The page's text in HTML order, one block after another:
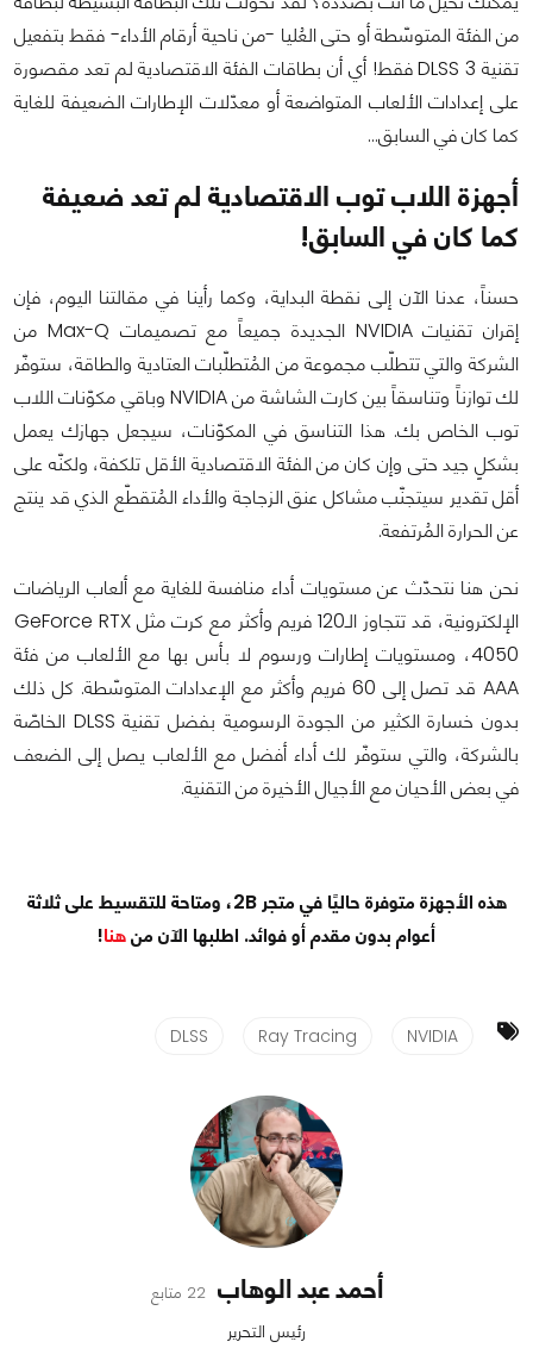
من الفئة المتوسّطة أو حتى العُليا -من ناحية أرقام الأداء- فقط بتفعيل
تقنية DLSS 3 فقط! أي أن بطاقات الفئة الاقتصادية لم تعد مقصورة
على إعدادات الألعاب المتواضعة أو معدّلات الإطارات الضعيفة للغاية
كما كان في السابق…
أجهزة اللاب توب الاقتصادية لم تعد ضعيفة
كما كان في السابق!
حسناً، عدنا الآن إلى نقطة البداية، وكما رأينا في مقالتنا اليوم، فإن
إقران تقنيات NVIDIA الجديدة جميعاً مع تصميمات Max-Q من
الشركة والتي تتطلّب مجموعة من المُتطلّبات العتادية والطاقة، ستوفّر
لك توازناً وتناسقاً بين كارت الشاشة من NVIDIA وباقي مكوّنات اللاب
توب الخاص بك. هذا التناسق في المكوّنات، سيجعل جهازك يعمل
بشكلٍ جيد حتى وإن كان من الفئة الاقتصادية الأقل تلكفة، ولكنّه على
أقل تقدير سيتجنّب مشاكل عنق الزجاجة والأداء المُتقطّع الذي قد ينتج
عن الحرارة المُرتفعة.
نحن هنا نتحدّث عن مستويات أداء منافسة للغاية مع ألعاب الرياضات
الإلكترونية، قد تتجاوز الـ120 فريم وأكثر مع كرت مثل GeForce RTX
4050، ومستويات إطارات ورسوم لا بأس بها مع الألعاب من فئة
AAA قد تصل إلى 60 فريم وأكثر مع الإعدادات المتوسّطة. كل ذلك
بدون خسارة الكثير من الجودة الرسومية بفضل تقنية DLSS الخاصّة
بالشركة، والتي ستوفّر لك أداء أفضل مع الألعاب يصل إلى الضعف
في بعض الأحيان مع الأجيال الأخيرة من التقنية.
هذه الأجهزة متوفرة حاليًا في متجر 2B، ومتاحة للتقسيط على ثلاثة
أعوام بدون مقدم أو فوائد. اطلبها الآن منهنا!
NVIDIA
Ray Tracing
DLSS
أحمد عبد الوهاب 22 متابع
رئيس التحرير